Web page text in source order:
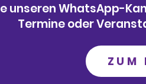
unseren WhatsApp-
Termine oder
ZUM